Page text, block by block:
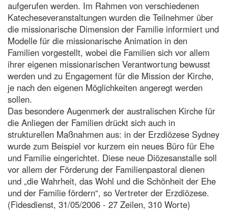
aufgerufen werden. Im Rahmen von verschiedenen
Katecheseveranstaltungen wurden die Teilnehmer über
die missionarische Dimension der Familie informiert und
Modelle für die missionarische Animation in den
Familien vorgestellt, wobei die Familien sich vor allem
ihrer eigenen missionarischen Verantwortung bewusst
werden und zu Engagement für die Mission der Kirche,
je nach den eigenen Möglichkeiten angeregt werden
sollen.
Das besondere Augenmerk der australischen Kirche für
die Anliegen der Familien drückt sich auch in
strukturellen Maßnahmen aus: in der Erzdiözese Sydney
wurde zum Beispiel vor kurzem ein neues Büro für Ehe
und Familie eingerichtet. Diese neue Diözesanstalle soll
vor allem der Förderung der Familienpastoral dienen
und „die Wahrheit, das Wohl und die Schönheit der Ehe
und der Familie fördern“, so Vertreter der Erzdiözese.
(Fidesdienst, 31/05/2006 - 27 Zeilen, 310 Worte)